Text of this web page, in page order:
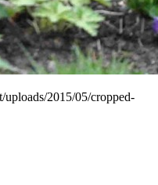
uploads/2015/05/cropped-